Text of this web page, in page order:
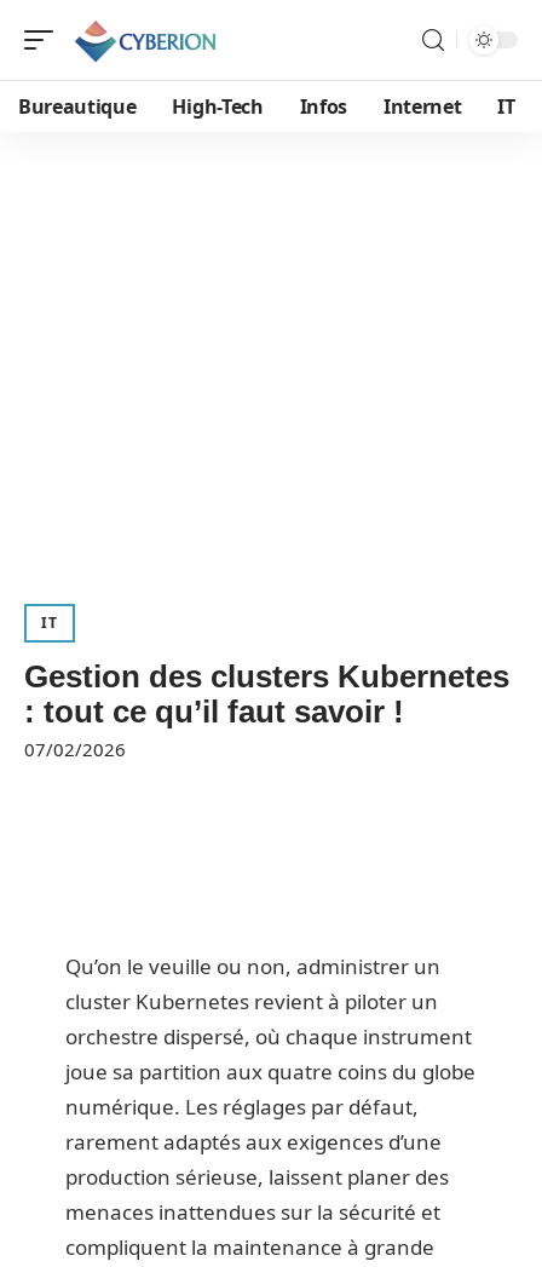
Bureautique High-Tech Infos Internet IT
IT
Gestion des clusters Kubernetes
: tout ce qu’il faut savoir !
07/02/2026
Qu’on le veuille ou non, administrer un
cluster Kubernetes revient à piloter un
orchestre dispersé, où chaque instrument
joue sa partition aux quatre coins du globe
numérique. Les réglages par défaut,
rarement adaptés aux exigences d’une
production sérieuse, laissent planer des
menaces inattendues sur la sécurité et
compliquent la maintenance à grande